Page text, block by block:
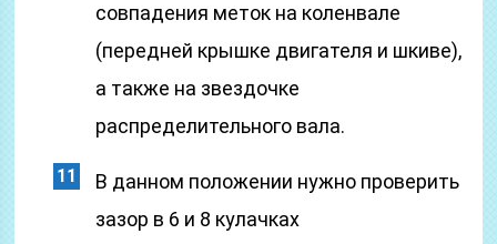
совпадения меток на коленвале
(передней крышке двигателя и шкиве),
а также на звездочке
распределительного вала.
В данном положении нужно проверить
зазор в 6 и 8 кулачках